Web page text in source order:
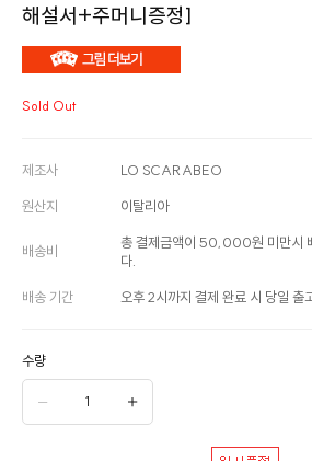
해설서+주머니증정]
Sold Out
제조사 LO SCARABEO
원산지 이탈리아
배송비
총 결제금액이 50,000원 미만시
다.
배송 기간 오후 2시까지 결제 완료 시 당일 출
수량